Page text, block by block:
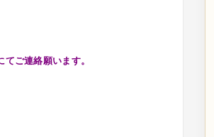
ご連絡願います。